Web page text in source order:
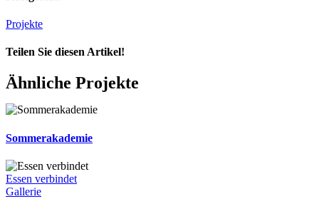
Projekte
Teilen Sie diesen Artikel!
Facebook
X
Reddit
LinkedIn
WhatsApp
Telegram
Tumblr
Pinterest
Vk
Xing
E-
Mail
Ähnliche Projekte
Sommerakademie
Essen verbindet
Gallerie